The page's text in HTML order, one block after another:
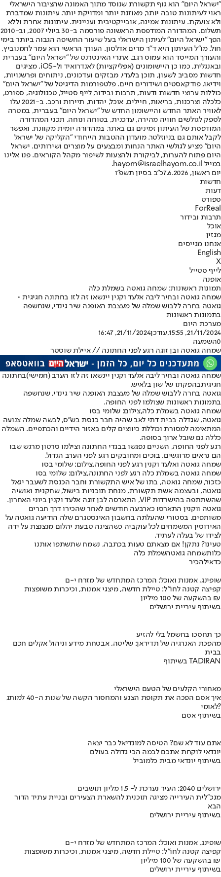
"ישראל היום" הוא גוף תקשורת שנוסד מתוך האמונה שהציבור הישראלי
ראוי לעיתונות טובה יותר, מאוזנת יותר ומדויקת יותר. עיתונות שמדברת
ולא צועקת. עיתונות אמינה, אובייקטיבית ועניינית. עיתונות אחרת וללא
תשלום. המהדורה המודפסת הראשונה פורסמה ב-30 ביולי 2007, וב-2010
הפך "ישראל היום" לעיתון הישראלי בעל שיעור החשיפה הגבוה ביותר בימי
חול. מו"ל העיתון היא ד"ר מרים אדלסון. העורך הראשי הוא עמר לחמנוביץ,
והעורך המייסד הוא עמוס רגב. אתרי האינטרנט של "ישראל היום" בעברית
ובאנגלית, כמו כן היישומונים (אפליקציות) לאנדרואיד ול-iOS, מציגים
חדשות מסביב לשעון, תוכן בלעדי, מבזקים ועדכונים, ניתוחים ופרשנויות,
וידיאו, פודקאסטים ושידורים חיים. פלטפורמות הדיגיטל של "ישראל היום"
כוללות ערוצי חדשות ודעות, תרבות ובידור, לייף סטייל, טכנולוגיה, ספורט,
כלכלה וצרכנות, בריאות, חיילים, אוכל, יהדות, תיירות ורכב. ב-2021 עלו
לאוויר האתר החדש והיישומון החדש של "ישראל היום" בעברית, במטרה
לספק לגולשים חוויה מהירה, עדכנית, בטוחה ונוחה. תכני המהדורה
המודפסת של העיתון זמינים גם באתר, במהדורה יומית מקוונת, ואפשר
לקבל אותם גם בניוזלטר. מועדון ההטבות הייחודי "הקליקה של ישראל
היום" מציע לגולשי האתר הנחות ומבצעים על מוצרים ושירותים. ישראל
היום פתוח להערות, לביקורת ולהצעות לשיפור מקהל הקוראים. פנו אלינו
במייל hayom@israelhayom.co.il.
יום ראשון, 7.6.2026
כ"ב בסיון תשפ"ו
חדשות
דעות
ספורט
ForReal
תרבות ובידור
אוכל
מגזין
אנחנו מגייסים
English
X
לייף סטייל
אופנה
תמונות ראשונות: שמחה גואטה בשמלת כלה
שמחה גואטה ובחיר ליבה אלעד וקנין יינשאו זה לזו בחתונה חגיגית •
גואטה בחרה ללבוש שמלה של מעצבת האופנה שיר גינדי, שנחשפה
בתמונות ראשונות
מערכת היום
21/11/2024, 15:55
,עודכן21/11/2024, 16:47
0השמעה
שמחה גואטה ובן זוגה רגע לפני החתונה // איילת שוסטר
שמחה גואטה ובחיר ליבה אלעד וקנין יינשאו זה לזו הערב (חמישי)בחתונה
חגיגיתבהפקתו של שון בלאיש.
גואטה בחרה ללבוש שמלה של מעצבת האופנה שיר גינדי, שנחשפה
בתמונות ראשונות שצולמו לפני החופה.
שמחה גואטה בשמלת כלה,צילום: שלומי בסו
גואטה, שגדלה בבית דתי לאב שהיה חבר כנסת בש"ס, לבשה שמלה צנועה
המתאימה למסורת וכוללת כיווצים קלים באזור הידיים והכתפיים. השמלה
כללה גם שובל ארוך בסופה.
רגע לפני החופה, השניים נפגשו בבגדי החתונה וצילמו סרטון מרגש שבו
הם נראים מרוגשים, בוכים ומחובקים רגע לפני הערב הגדול.
שמחה גואטה ואלעד וקנין רגע לפני החופה,צילום: שלומי בסו
שמחה גואטה בשמלת כלה רגע לפני החתונה,צילום: שלומי בסו
כזכור, שמחה גואטה, בתו של איש התקשורת וחבר הכנסת לשעבר יגאל
גואטה, ובעצמה אשת תקשורת, מנחת תוכניות בישול, שחקנית ואושיה
שהשתתפה בהישרדות VIP, התארסה לבן זוגה אלעד וקנין ביוני האחרון.
גואטה ווקנין התארסו כארבעה חודשים לאחר שהכירו דרך חברים
משותפים. בסטורי שהעלתה בחשבון האינסטגרם שלה הודיעה גואטה על
האירוסין המשמחים לכל עוקביה כשהציגה טבעת יהלום מנצנצת על ידה
לצידו של בעלה לעתיד.
טעינו? נתקן! אם מצאתם טעות בכתבה, נשמח שתשתפו אותנו
כלותשמחה גואטהשמלת כלה
כדאילהכיר
שופינג, אמנות ואוכל: המרכז המתחדש של מזרח י-ם
קפיצה קטנה לחו"ל: טיילת חדשה, מיצגי אמנות, וכיכרות משופצות
בהשקעה של 100 מיליון ₪
בשיתוף עיריית ירושלים
כך תחסכו בחשמל בלי להזיע
מהפכת האנרגיה של תדיראן: שליטה, אבטחת מידע וניהול אקלים חכם
בבית
בשיתוף TADIRAN
מאחורי הקלעים של הטעם הישראלי
איך אסם הפכה את תקופת הצנע והמחסור הקשה של שנות ה-40 למותג
לאומי?
בשיתוף אסם
אתם עוד לא שם? הטיסה למונדיאל כבר יצאה
יונדאי לוקחת אתכם לבמה הכי גדולה בעולם
בשיתוף יונדאי מבית כלמוביל
ירושלים 2040: העיר נערכת ל- 1.5 מליון תושבים
מנכ"לית העירייה מציגה תוכנית להשארת הצעירים ובניית עתיד הדור
הבא
בשיתוף עיריית ירושלים
שופינג, אמנות ואוכל: המרכז המתחדש של מזרח י-ם
קפיצה קטנה לחו"ל: טיילת חדשה, מיצגי אמנות, וכיכרות משופצות
בהשקעה של 100 מיליון ₪
בשיתוף עיריית ירושלים